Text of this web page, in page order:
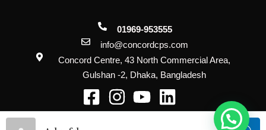
01969-953555
info@concordcps.com
Concord Centre, 43 North Commercial Area,
Gulshan -2, Dhaka, Bangladesh
@2026 Concord Property Solutions. All